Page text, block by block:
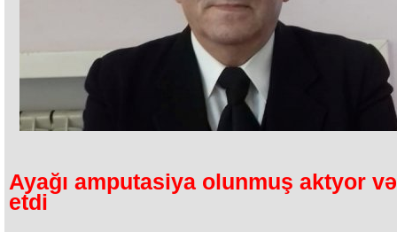
Ayağı amputasiya olunmuş aktyor
etdi